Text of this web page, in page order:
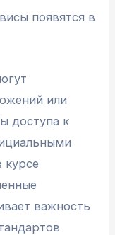
появятся в
или
доступа к
курсе
важность